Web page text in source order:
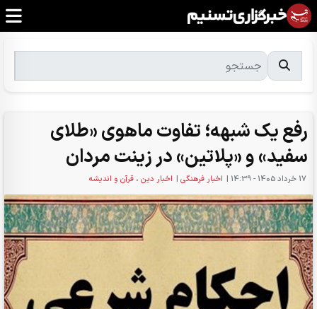
رفع یک شبهه؛ تفاوت ماهوی «طلای
سفید» و «پلاتین» در زینت مردان
17 خرداد 1405 - 14:39 | اخبار فرهنگی | اخبار دین ، قرآن و اندیشه